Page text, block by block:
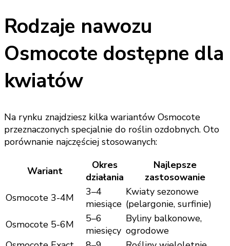
Rodzaje nawozu
Osmocote dostępne dla
kwiatów
Na rynku znajdziesz kilka wariantów Osmocote
przeznaczonych specjalnie do roślin ozdobnych. Oto
porównanie najczęściej stosowanych:
Wariant
Okres
działania
Najlepsze
zastosowanie
Osmocote 3-4M
3–4
miesiące
Kwiaty sezonowe
(pelargonie, surfinie)
Osmocote 5-6M
5–6
miesięcy
Byliny balkonowe,
ogrodowe